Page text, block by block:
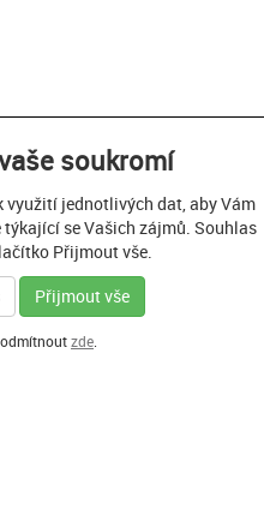
soukromí
využití jednotlivých dat, aby Vám
se Vašich zájmů. Souhlas
Přijmout vše.
Přijmout vše
zde